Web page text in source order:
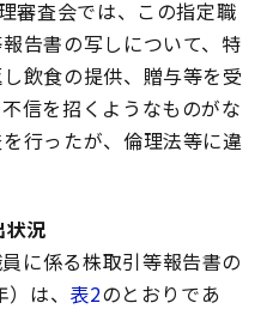
審査会では、この指定職
告書の写しについて、特
飲食の提供、贈与等を受
信を招くようなものがな
行ったが、倫理法等に違
状況
に係る株取引等報告書の
は、 表2のとおりであ